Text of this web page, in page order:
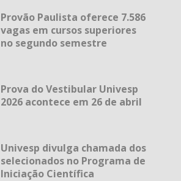
Provão Paulista oferece 7.586
vagas em cursos superiores
no segundo semestre
Prova do Vestibular Univesp
2026 acontece em 26 de abril
Univesp divulga chamada dos
selecionados no Programa de
Iniciação Científica